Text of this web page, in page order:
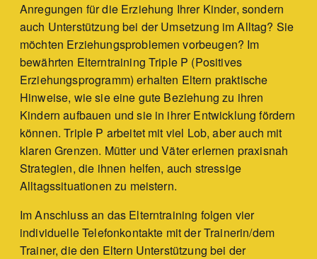
Anregungen für die Erziehung Ihrer Kinder, sondern
auch Unterstützung bei der Umsetzung im Alltag? Sie
möchten Erziehungsproblemen vorbeugen? Im
bewährten Elterntraining Triple P (Positives
Erziehungsprogramm) erhalten Eltern praktische
Hinweise, wie sie eine gute Beziehung zu ihren
Kindern aufbauen und sie in ihrer Entwicklung fördern
können. Triple P arbeitet mit viel Lob, aber auch mit
klaren Grenzen. Mütter und Väter erlernen praxisnah
Strategien, die ihnen helfen, auch stressige
Alltagssituationen zu meistern.
Im Anschluss an das Elterntraining folgen vier
individuelle Telefonkontakte mit der Trainerin/dem
Trainer, die den Eltern Unterstützung bei der